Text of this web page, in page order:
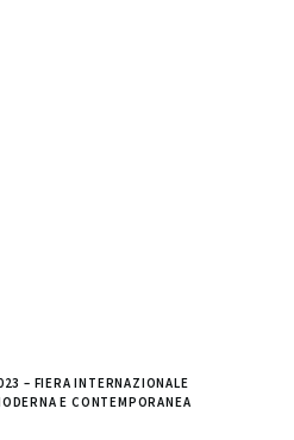
– FIERA INTERNAZIONALE
E CONTEMPORANEA